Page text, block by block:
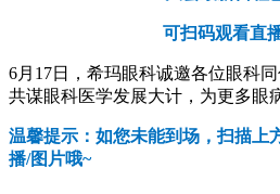
可扫码观看直
6月17日，希玛眼科诚邀各位眼科
共谋眼科医学发展大计，为更多眼
温馨提示：如您未能到场，扫描上
播/图片哦~